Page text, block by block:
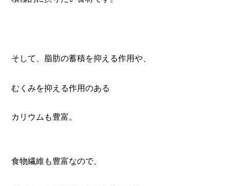
そして、 脂肪の蓄積を抑える作用や、
むくみを抑える作用のある
カリウムも豊富。
食物繊維も豊富なので、